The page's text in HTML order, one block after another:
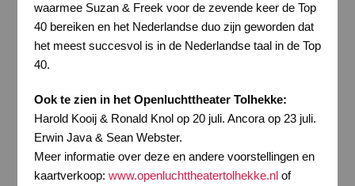
waarmee Suzan & Freek voor de zevende keer de Top
40 bereiken en het Nederlandse duo zijn geworden dat
het meest succesvol is in de Nederlandse taal in de Top
40.
Ook te zien in het Openluchttheater Tolhekke:
Harold Kooij & Ronald Knol op 20 juli. Ancora op 23 juli.
Erwin Java & Sean Webster.
Meer informatie over deze en andere voorstellingen en
kaartverkoop: www.openluchttheatertolhekke.nlof